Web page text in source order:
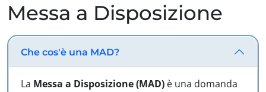
Messa a Disposizione
Che cos'è una MAD?
La Messa a Disposizione (MAD) è una domanda